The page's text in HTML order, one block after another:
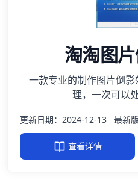
淘淘图
一款专业的制作图片倒
理，一次可以
更新日期：2024-12-13 最新
查看详情